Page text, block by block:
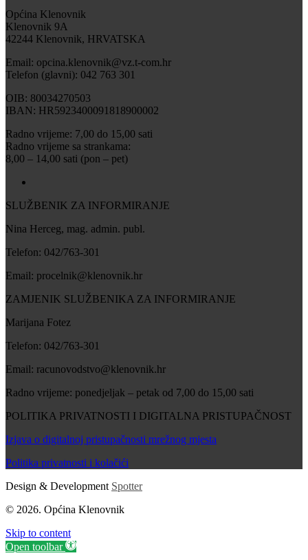
Općina Klenovnik
Klenovnik 9A
42244 Klenovnik, HRVATSKA
Email: opcina.klenovnik@vz.t-com.hr
Telefon (glavni): 042 763 301
OIB: 80034270503
IBAN: HR5923400091818900002
Radno vrijeme: 7,00 do 15,00 sati
Radno vrijeme sa strankama:
8,00 – 14,00 sati (pon – pet)
SLUŽBENIK ZA INFORMIRANJE
Nina Herceg, mag. admin. publ.
Telefon: 042/763-301
Email: procelnik@klenovnik.hr
ZAMJENIK SLUŽBENIKA ZA INFORMIRANJE
Marijana Fotez
Telefon: 042/763-301
Email: racunovodstvo@klenovnik.hr
Radno vrijeme: ponedjeljak – petak od 7,00 do 15,00 sati
POLITIKA PRIVATNOSTI I DIGITALNA PRISTUPAČNOST
Izjava o digitalnoj pristupačnosti mrežnog mjesta
Politika privatnosti i kolačići
Design & Development Spotter
© 2026. Općina Klenovnik
Skip to content
Open toolbar